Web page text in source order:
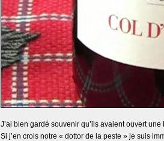
J’ai bien gardé souvenir qu’ils avaient ouvert
Si j’en crois notre « dottor de la peste » je suis